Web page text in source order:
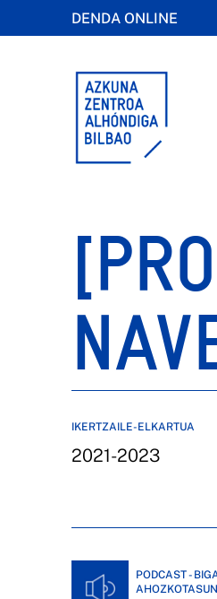
DENDA ONLINE
IKERTZAILE-ELKARTUA
2021-2023
PODCAST -